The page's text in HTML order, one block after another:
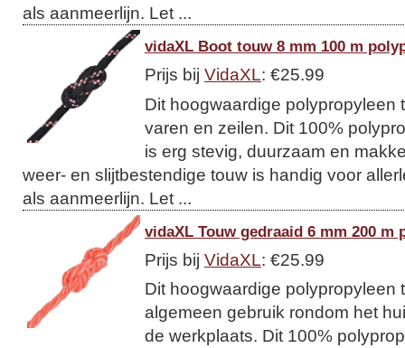
als aanmeerlijn. Let ...
vidaXL Boot touw 8 mm 100 m
Prijs bij VidaXL: €25.99
Dit hoogwaardige polypropyleen
varen en zeilen. Dit 100%
is erg stevig, duurzaam en
weer- en slijtbestendige touw is handig voor
als aanmeerlijn. Let ...
vidaXL Touw gedraaid 6 mm 200 m
Prijs bij VidaXL: €25.99
Dit hoogwaardige polypropyleen
algemeen gebruik rondom het
de werkplaats. Dit 100%